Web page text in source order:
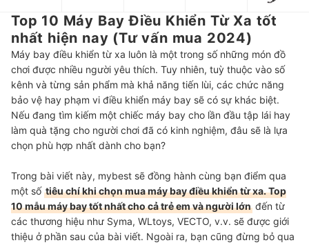
Top 10 Máy Bay Điều Khiển Từ Xa tốt
nhất hiện nay (Tư vấn mua 2024)
Máy bay điều khiển từ xa luôn là một trong số những món đồ
chơi được nhiều người yêu thích. Tuy nhiên, tuỳ thuộc vào số
kênh và từng sản phẩm mà khả năng tiến lùi, các chức năng
bảo vệ hay phạm vi điều khiển máy bay sẽ có sự khác biệt.
Nếu đang tìm kiếm một chiếc máy bay cho lần đầu tập lái hay
làm quà tặng cho người chơi đã có kinh nghiệm, đâu sẽ là lựa
chọn phù hợp nhất dành cho bạn?
Trong bài viết này, mybest sẽ đồng hành cùng bạn điểm qua
một số tiêu chí khi chọn mua máy bay điều khiển từ xa. Top
10 mẫu máy bay tốt nhất cho cả trẻ em và người lớn đến từ
các thương hiệu như Syma, WLtoys, VECTO, v.v. sẽ được giới
thiệu ở phần sau của bài viết. Ngoài ra, bạn cũng đừng bỏ qua